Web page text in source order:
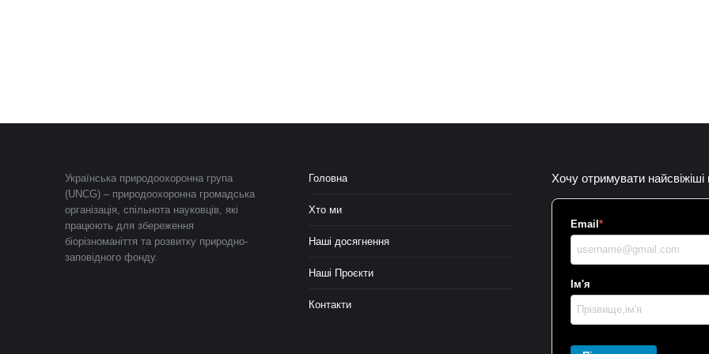
Українська природоохоронна група
(UNCG) – природоохоронна громадська
організація, спільнота науковців, які
працюють для збереження
біорізноманіття та розвитку природно-
заповідного фонду.
Головна
Хто ми
Наші досягнення
Наші Проєкти
Контакти
Хочу отримувати найсвіжіші
Email*
Ім'я